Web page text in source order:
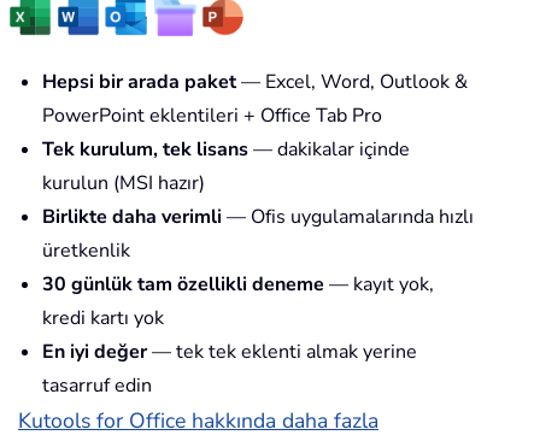
Hepsi bir arada paket— Excel, Word, Outlook &
PowerPoint eklentileri + Office Tab Pro
Tek kurulum, tek lisans— dakikalar içinde
kurulun (MSI hazır)
Birlikte daha verimli — Ofis uygulamalarında hızlı
üretkenlik
30 günlük tam özellikli deneme — kayıt yok,
kredi kartı yok
En iyi değer— tek tek eklenti almak yerine
tasarruf edin
Kutools for Office hakkında daha fazla